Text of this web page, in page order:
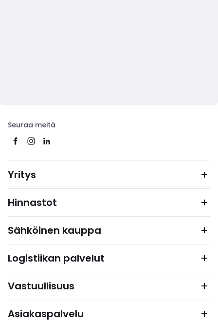
Seuraa meitä
Yritys
Hinnastot
Sähköinen kauppa
Logistiikan palvelut
Vastuullisuus
Asiakaspalvelu